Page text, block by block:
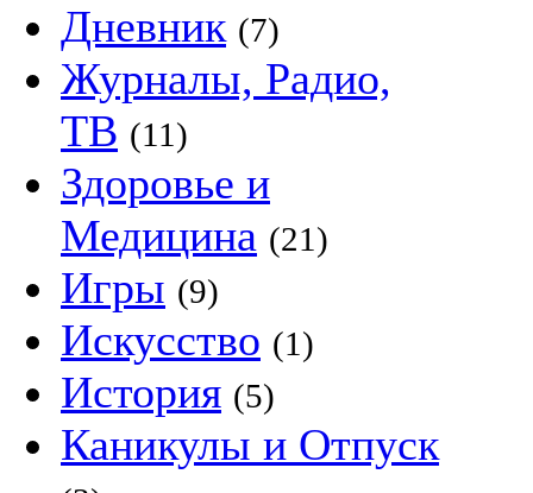
Дневник (7)
Журналы, Радио,
ТВ (11)
Здоровье и
Медицина (21)
Игры (9)
Искусство (1)
История (5)
Каникулы и Отпуск